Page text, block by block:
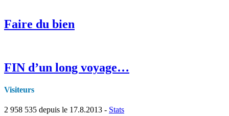
Faire du bien
FIN d’un long voyage…
Visiteurs
2 958 535 depuis le 17.8.2013 - Stats